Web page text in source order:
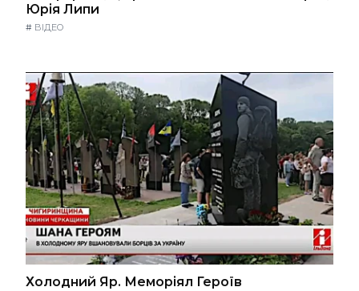
Юрія Липи
# ВІДЕО
Холодний Яр. Меморіял Героїв